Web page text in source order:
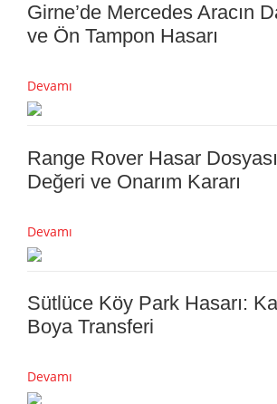
Girne’de Mercedes Aracın
ve Ön Tampon Hasarı
Devamı
Range Rover Hasar
Değeri ve Onarım Kararı
Devamı
Sütlüce Köy Park Hasarı:
Boya Transferi
Devamı